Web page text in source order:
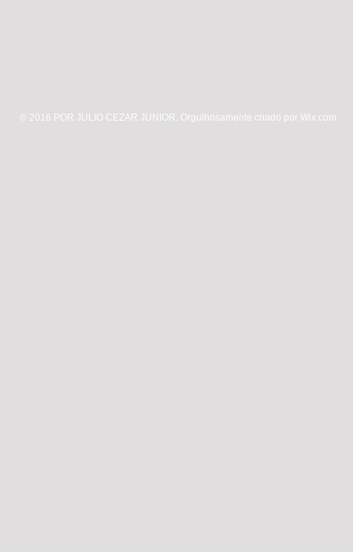
© 2016 POR JULIO CEZAR JUNIOR. Orgulhosamente criado por Wix.com